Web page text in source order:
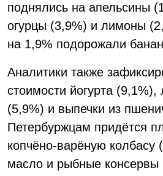
поднялись на апельсины
огурцы (3,9%) и лимоны
на 1,9% подорожали
Аналитики также
стоимости йогурта (9,1%),
(5,9%) и выпечки из
Петербуржцам придётся
копчёно-варёную колбасу
масло и рыбные консервы